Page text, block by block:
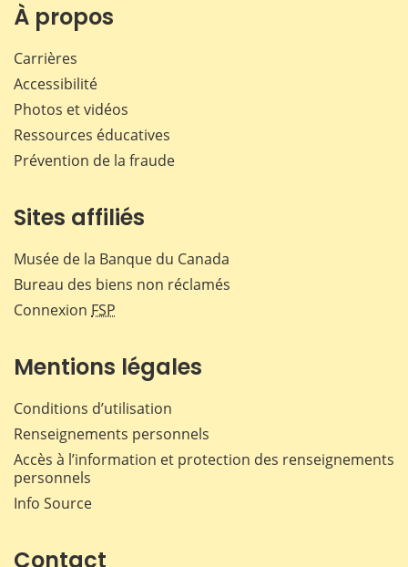
À propos
Carrières
Accessibilité
Photos et vidéos
Ressources éducatives
Prévention de la fraude
Sites affiliés
Musée de la Banque du Canada
Bureau des biens non réclamés
Connexion FSP
Mentions légales
Conditions d’utilisation
Renseignements personnels
Accès à l’information et protection des renseignements
personnels
Info Source
Contact